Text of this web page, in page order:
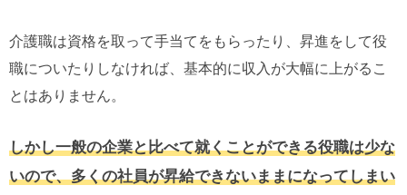
介護職は資格を取って手当てをもらったり、昇進をして役
職についたりしなければ、基本的に収入が大幅に上がるこ
とはありません。
しかし一般の企業と比べて就くことができる役職は少な
いので、多くの社員が昇給できないままになってしまい